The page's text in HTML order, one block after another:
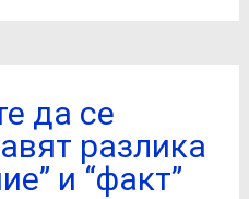
да се
разлика
и “факт”